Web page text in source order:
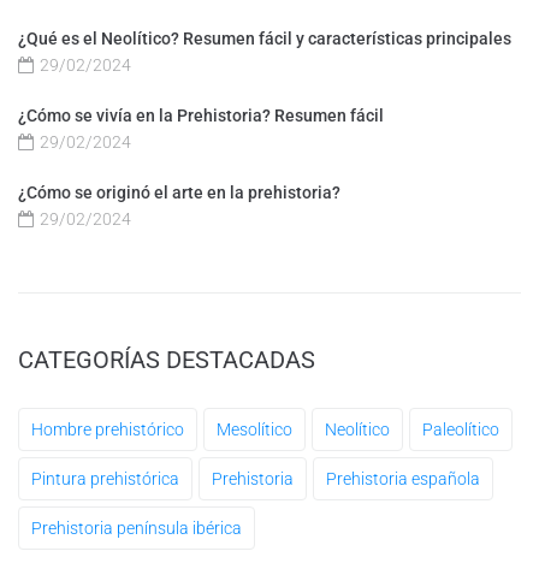
¿Qué es el Neolítico? Resumen fácil y características principales
29/02/2024
¿Cómo se vivía en la Prehistoria? Resumen fácil
29/02/2024
¿Cómo se originó el arte en la prehistoria?
29/02/2024
CATEGORÍAS DESTACADAS
Hombre prehistórico Mesolítico Neolítico Paleolítico
Pintura prehistórica Prehistoria Prehistoria española
Prehistoria península ibérica